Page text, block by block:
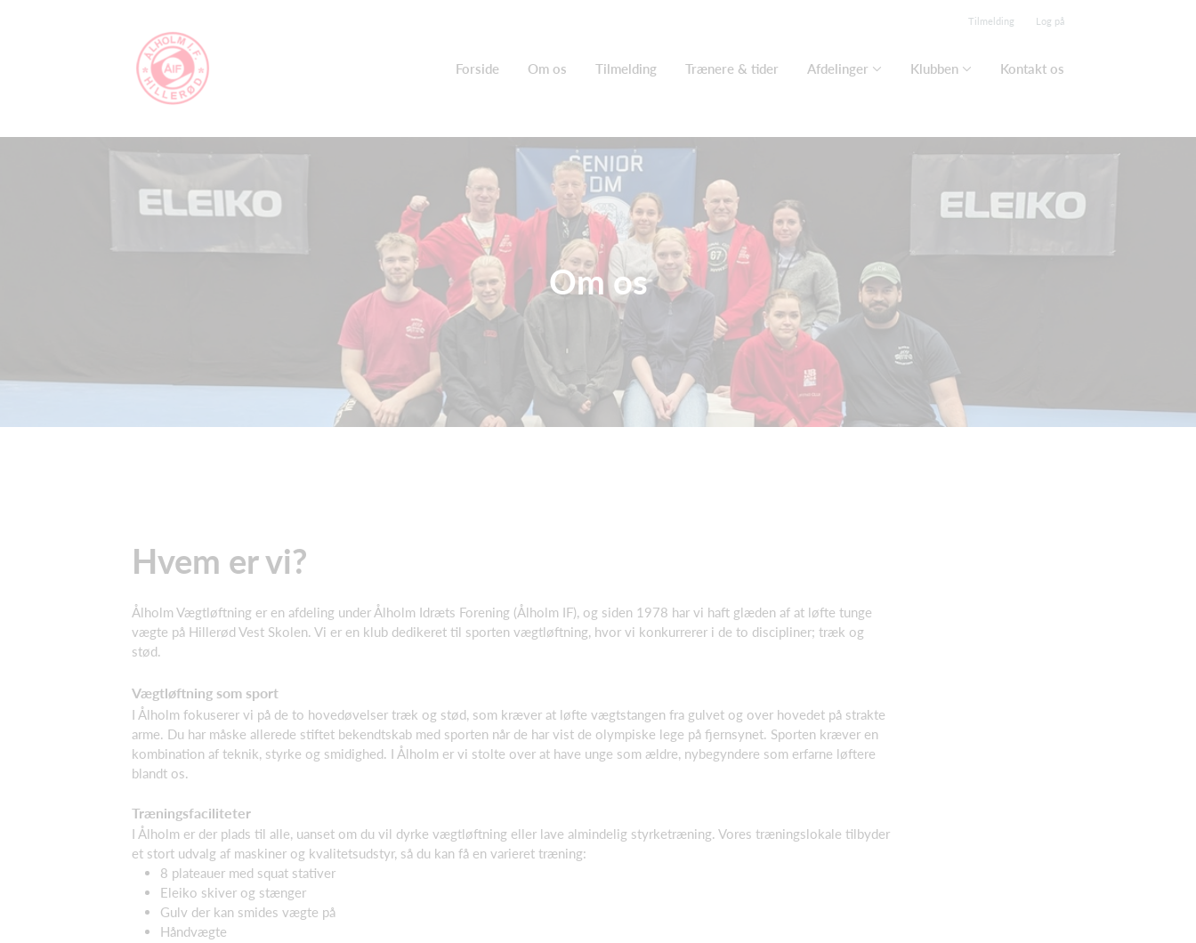
Tilmelding Log på
Forside Om os Tilmelding Trænere & tider Afdelinger Klubben Kontakt os
Om os
Hvem er vi?
Ålholm Vægtløftning er en afdeling under Ålholm Idræts Forening (Ålholm IF), og siden 1978 har vi haft glæden af at løfte tunge
vægte på Hillerød Vest Skolen. Vi er en klub dedikeret til sporten vægtløftning, hvor vi konkurrerer i de to discipliner; træk og
stød.
Vægtløftning som sport
I Ålholm fokuserer vi på de to hovedøvelser træk og stød, som kræver at løfte vægtstangen fra gulvet og over hovedet på strakte
arme. Du har måske allerede stiftet bekendtskab med sporten når de har vist de olympiske lege på fjernsynet. Sporten kræver en
kombination af teknik, styrke og smidighed. I Ålholm er vi stolte over at have unge som ældre, nybegyndere som erfarne løftere
blandt os.
Træningsfaciliteter
I Ålholm er der plads til alle, uanset om du vil dyrke vægtløftning eller lave almindelig styrketræning. Vores træningslokale tilbyder
et stort udvalg af maskiner og kvalitetsudstyr, så du kan få en varieret træning:
8 plateauer med squat stativer
Eleiko skiver og stænger
Gulv der kan smides vægte på
Håndvægte